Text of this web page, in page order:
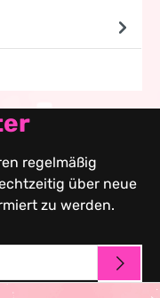
regelmäßig
über neue
zu werden.